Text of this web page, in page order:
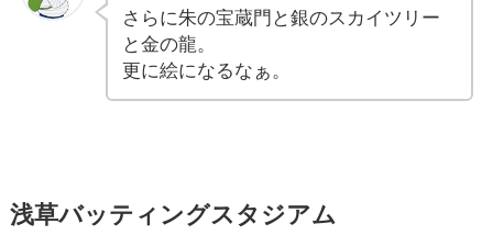
さらに朱の宝蔵門と銀のスカイツリー
と金の龍。
更に絵になるなぁ。
浅草バッティングスタジアム